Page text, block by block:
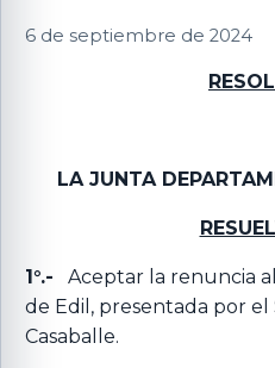
6 de septiembre de 2024
LA JUNTA
1°.- Aceptar la renuncia
de Edil, presentada por el
Casaballe.